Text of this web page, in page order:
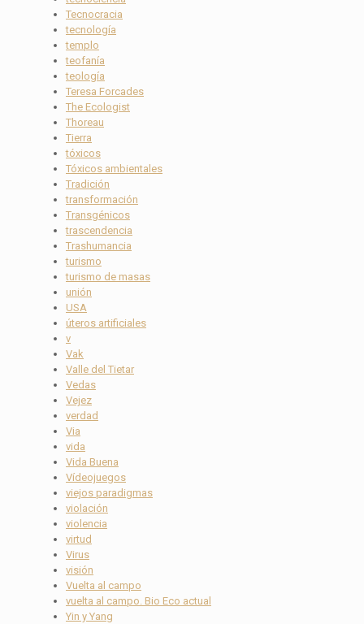
Tecnocracia
tecnología
templo
teofanía
teología
Teresa Forcades
The Ecologist
Thoreau
Tierra
tóxicos
Tóxicos ambientales
Tradición
transformación
Transgénicos
trascendencia
Trashumancia
turismo
turismo de masas
unión
USA
úteros artificiales
v
Vak
Valle del Tietar
Vedas
Vejez
verdad
Via
vida
Vida Buena
Vídeojuegos
viejos paradigmas
violación
violencia
virtud
Virus
visión
Vuelta al campo
vuelta al campo. Bio Eco actual
Yin y Yang